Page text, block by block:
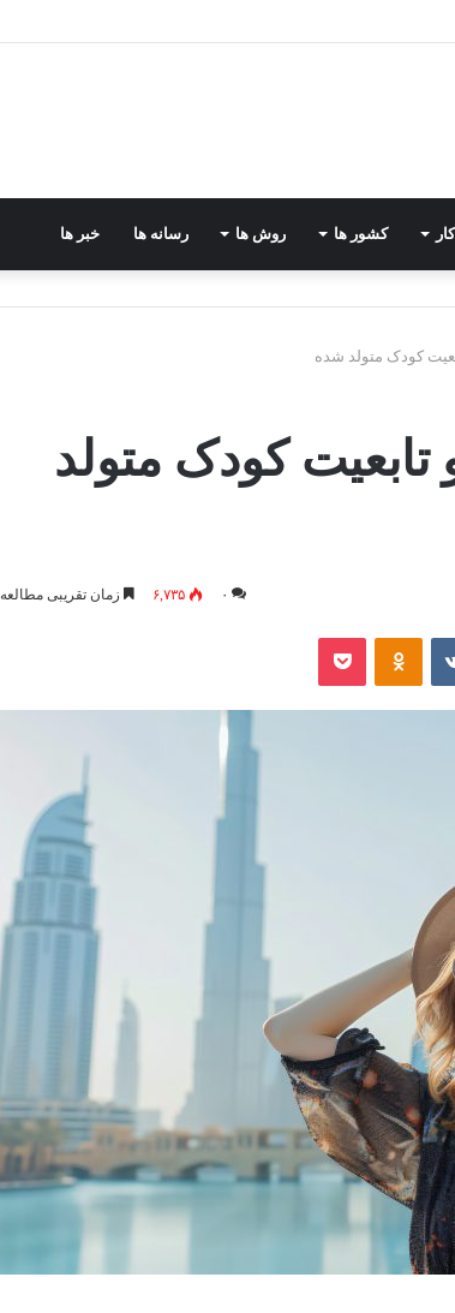
کشور ها روش ها رسانه ها خبر ها
کودک متولد شده
تابعیت کودک متولد
۰ ۶,۷۳۵ زمان تقریبی مطالعه ۶ دقیقه